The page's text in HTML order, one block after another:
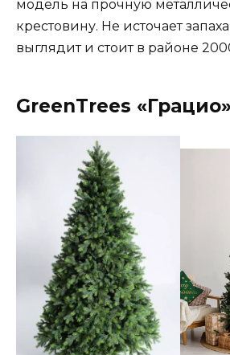
модель на прочную
крестовину. Не источает
выглядит и стоит в районе
GreenTrees